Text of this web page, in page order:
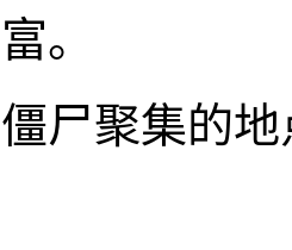
。
尸聚集的